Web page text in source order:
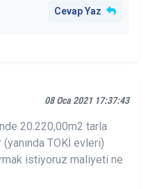
Cevap Yaz
08 Oca 2021 17:37:43
20.220,00m2 tarla
TOKİ evleri)
istiyoruz maliyeti ne